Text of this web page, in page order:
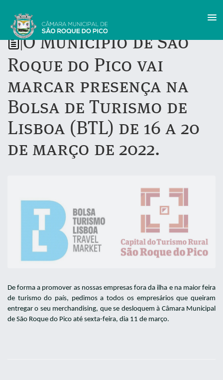
O Município de São
Roque do Pico vai
marcar presença na
Bolsa de Turismo de
Lisboa (BTL) de 16 a 20
de março de 2022.
De forma a promover as nossas empresas fora da ilha e na maior feira
de turismo do país, pedimos a todos os empresários que queiram
entregar o seu merchandising, que se desloquem à Câmara Municipal
de São Roque do Pico até sexta-feira, dia 11 de março.